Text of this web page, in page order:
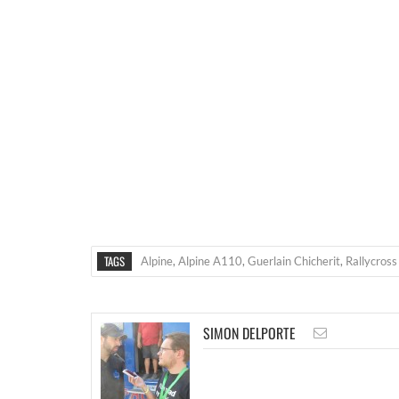
TAGS Alpine, Alpine A110, Guerlain Chicherit, Rallycross
SIMON DELPORTE